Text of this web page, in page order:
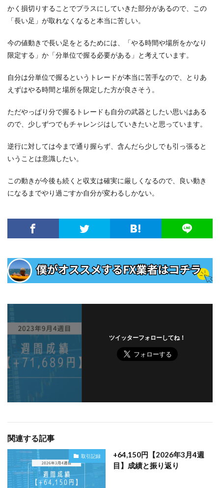
かく損切りすることでプラスにしていきた部分があるので、この
「長い足」が取れなくなると本当に苦しい。
今の値動きで長い足をとるためには、「やる時間や場所をかなり
限定する」か「分単位で握る必要がある」と考えています。
自分は分単位で握るというトレードが本当に苦手なので、とりあ
えずはやる時間と場所を限定した方が良さそう。
ただやっぱり分で握るトレードも自分の武器としたい思いはある
ので、少しずつでもチャレンジはしていきたいと思っています。
逆行に対しては今まで通り握らず、含んだら少しでも引っ張ると
いうことは意識したい。
この動きが今後も続くと収支は確実に厳しくなるので、良い動き
になるまでやり過ごすか自分が変わるしかない。
ツイッターフォローしてね！
関連する記事
取引記録
+64,150円【2026年3月4週
目】成績と振り返り